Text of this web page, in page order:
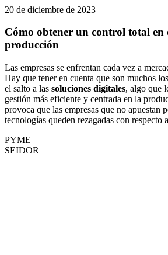
20 de diciembre de 2023
Cómo obtener un control total en
producción
Las empresas se enfrentan cada vez a
Hay que tener en cuenta que son muchos
el salto a las soluciones digitales, algo que
gestión más eficiente y centrada en la
provoca que las empresas que no apuestan
tecnologías queden rezagadas con respecto
PYME
SEIDOR